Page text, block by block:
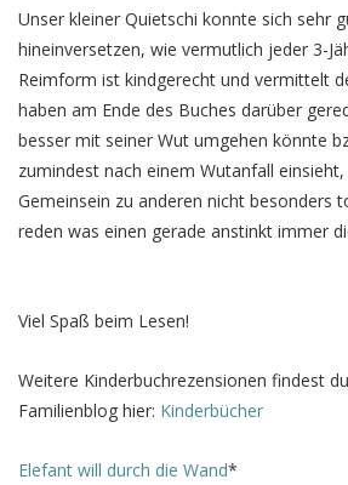
Unser kleiner Quietschi konnte sich sehr
hineinversetzen, wie vermutlich jeder 3-
Reimform ist kindgerecht und vermittelt
haben am Ende des Buches darüber
besser mit seiner Wut umgehen könnte
zumindest nach einem Wutanfall einsieht,
Gemeinsein zu anderen nicht besonders
reden was einen gerade anstinkt immer
Viel Spaß beim Lesen!
Weitere Kinderbuchrezensionen findest
Familienblog hier: Kinderbücher
Elefant will durch die Wand*